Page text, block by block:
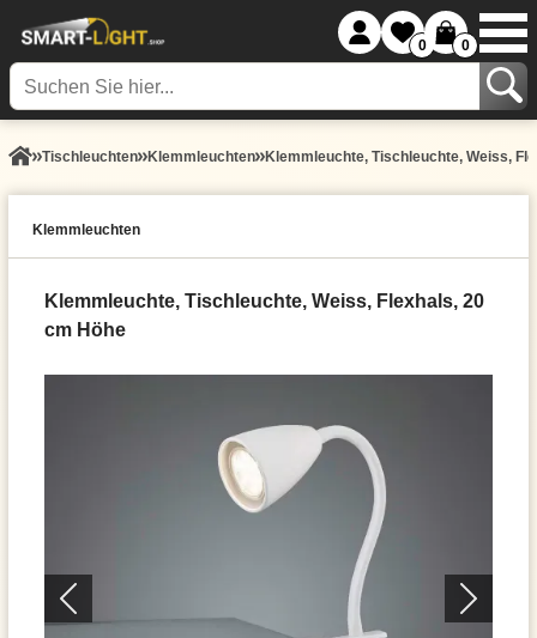
0 0
Tisch­leuchten Klemmleuchten Klemmleuchte, Tischleuchte, Weiss,
Klemmleuchten
Klemmleuchte, Tischleuchte, Weiss, Flexhals, 20
cm Höhe